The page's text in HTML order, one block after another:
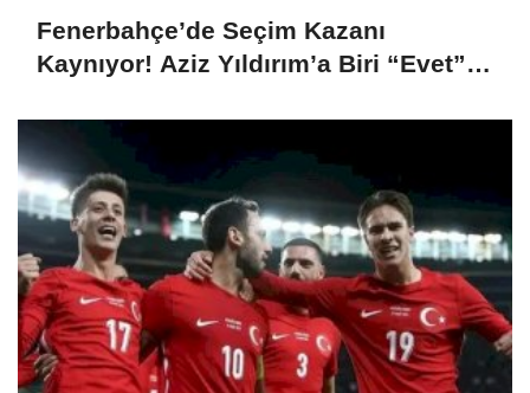
Fenerbahçe’de Seçim Kazanı
Kaynıyor! Aziz Yıldırım’a Biri “Evet”